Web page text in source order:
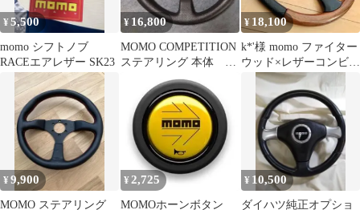
¥5,500
momo シフトノブ
RACEエアレザー SK23
¥ 16,800
MOMO COMPETITION
ステアリング 本体
¥ 18,100
k*'様 momo ファイター
ウッド×レザーコンビス
テアリング 35φ モモス
¥9,900
MOMO ステアリング
¥ 2,725
MOMOホーンボタン
¥ 10,500
ダイハツ純正オプショ